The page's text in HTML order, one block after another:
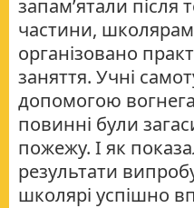
запам’ятали після
частини,
організовано
заняття. Учні
допомогою
повинні були
пожежу. І як
результати
школярі успішно